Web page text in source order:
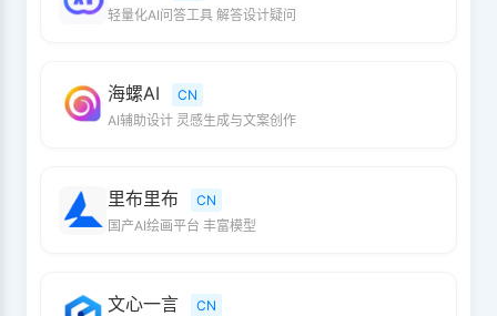
轻量化AI问答工具 解答设计疑问
海螺AI
CN
AI辅助设计 灵感生成与文案创作
里布里布
CN
国产AI绘画平台 丰富模型
文心一言
CN